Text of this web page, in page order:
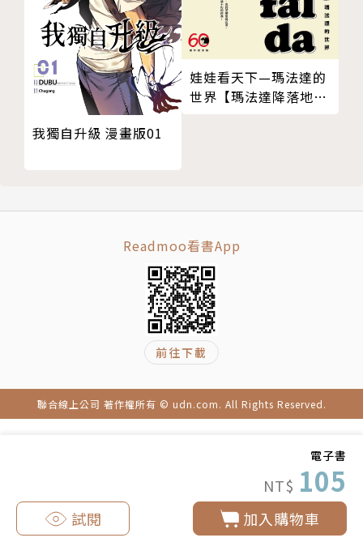
電子書
NT$ 105
加入購物車
試閱
我獨自升級 漫畫版01
娃娃看天下—瑪法達的
世界【瑪法達降落地球
Readmoo看書App
前往下載
聯合線上公司 著作權所有 © udn.com. All Rights Reserved.